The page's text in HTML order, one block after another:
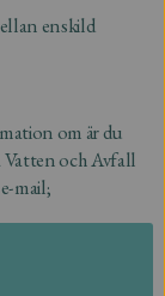
enskild
om är du
Vatten och Avfall
mail;